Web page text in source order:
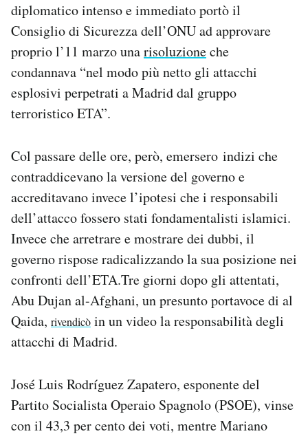
diplomatico intenso e immediato portò il
Consiglio di Sicurezza dell’ONU ad approvare
proprio l’11 marzo unarisoluzioneche
condannava “nel modo più netto gli attacchi
esplosivi perpetrati a Madrid dal gruppo
terroristico ETA”.
Col passare delle ore, però, emersero indizi che
contraddicevano la versione del governo e
accreditavano invece l’ipotesi che i responsabili
dell’attacco fossero stati fondamentalisti islamici.
Invece che arretrare e mostrare dei dubbi, il
governo rispose radicalizzando la sua posizione nei
confronti dell’ETA.Tre giorni dopo gli attentati,
Abu Dujan al-Afghani, un presunto portavoce di al
Qaida, rivendicò in un video la responsabilità degli
attacchi di Madrid.
José Luis Rodríguez Zapatero, esponente del
Partito Socialista Operaio Spagnolo (PSOE), vinse
con il 43,3 per cento dei voti, mentre Mariano